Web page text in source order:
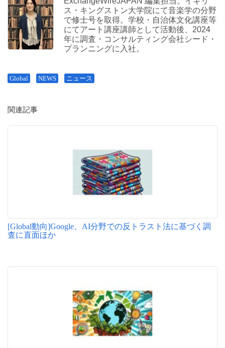
ス・キングストン大学院にて音楽学の分野
で修士号を取得。学校・自治体文化講座等
にてアート講座講師として活動後、2024
年に調査・コンサルティング会社シード・
プランニングに入社。
Global NEWS ニュース
関連記事
[Global動向]Google、AI分野での反トラスト法に基づく調
査に直面ほか